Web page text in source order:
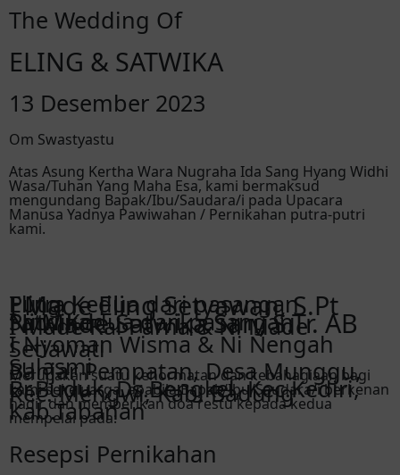
The Wedding Of
ELING & SATWIKA
13 Desember 2023
Om Swastyastu
Atas Asung Kertha Wara Nugraha Ida Sang Hyang Widhi
Wasa/Tuhan Yang Maha Esa, kami bermaksud
mengundang Bapak/Ibu/Saudara/i pada Upacara
Manusa Yadnya Pawiwahan / Pernikahan putra-putri
kami.
Eling
I Made Eling Setyawan, S.Pt
Putra Kedua dari pasangan
I Made Rai Parna & Ni Made
Setiawati
Banjar Pempatan, Desa Munggu,
Kec. Mengwi, Kab. Badung
Satwika
Ni Made Satwika Sari, S.Tr. AB
Putri Kedua dari pasangan
I Nyoman Wisma & Ni Nengah
Sulasmi
Br.Buduk, Ds.Bengkel, Kec.Kediri,
Kab.Tabanan
Merupakan suatu kehormatan dan kebahagiaan bagi
kami sekeluarga, apabila Bapak/Ibu/Saudara/i berkenan
hadir dan memberikan doa restu kepada kedua
mempelai pada:
Resepsi Pernikahan